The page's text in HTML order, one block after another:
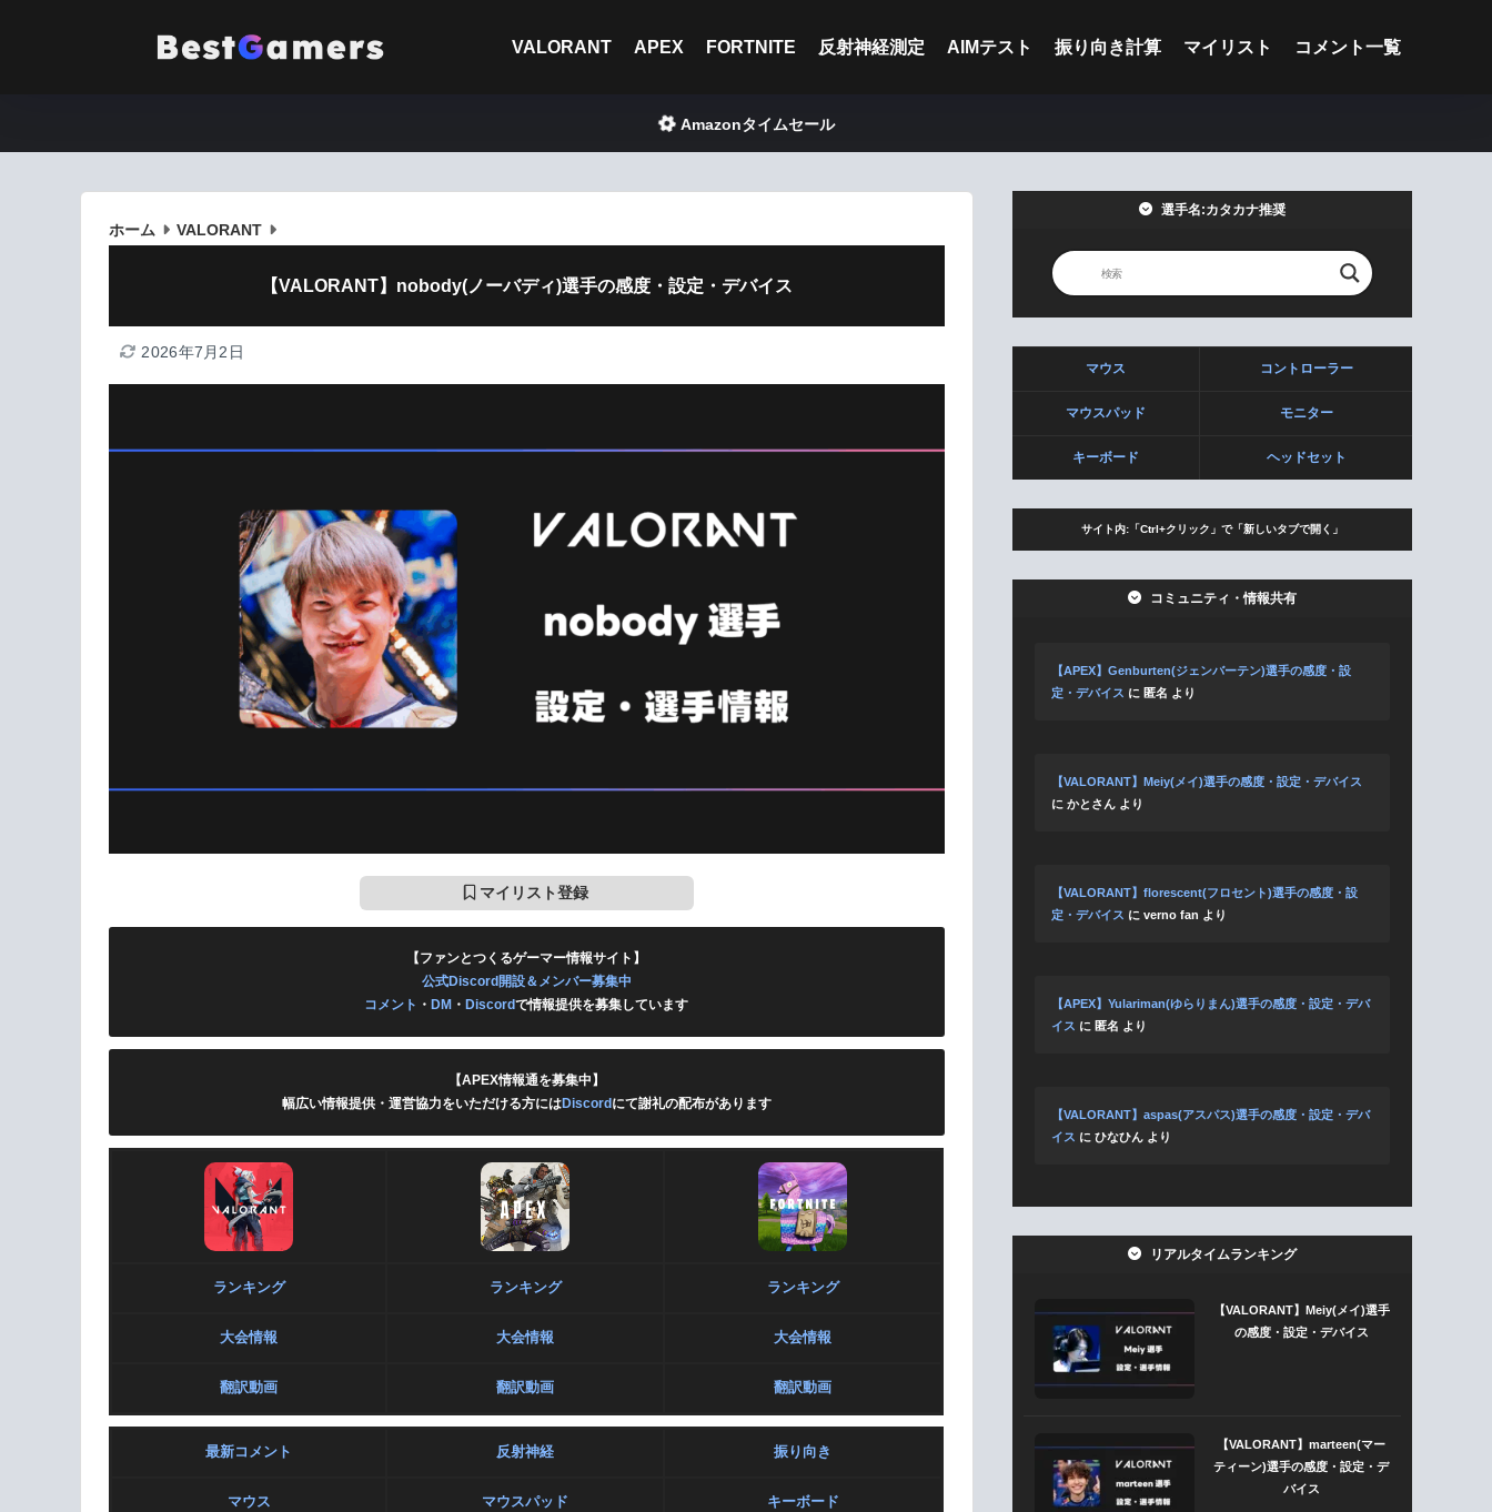
VALORANT APEX FORTNITE 反射神経測定 AIMテスト 振り向き計算 マイリスト コメント一覧
Amazonタイムセール
ホーム VALORANT
【VALORANT】nobody(ノーバディ)選手の感度・設定・デバイス
2026年7月2日
マイリスト登録
【ファンとつくるゲーマー情報サイト】
公式Discord開設＆メンバー募集中
コメント ・ DM ・ Discordで情報提供を募集しています
【APEX情報通を募集中】
幅広い情報提供・運営協力をいただける方にはDiscord にて謝礼の配布があります
ランキング ランキング ランキング
大会情報 大会情報 大会情報
翻訳動画 翻訳動画 翻訳動画
最新コメント 反射神経 振り向き
マウス マウスパッド キーボード
選手名:カタカナ推奨
マウス コントローラー
マウスパッド モニター
キーボード ヘッドセット
サイト内:「Ctrl+クリック」で「新しいタブで開く」
コミュニティ・情報共有
【APEX】Genburten(ジェンバーテン)選手の感度・設
定・デバイス に 匿名 より
【VALORANT】Meiy(メイ)選手の感度・設定・デバイス
に かとさん より
【VALORANT】florescent(フロセント)選手の感度・設
定・デバイス に verno fan より
【APEX】Yulariman(ゆらりまん)選手の感度・設定・デバ
イス に 匿名 より
【VALORANT】aspas(アスパス)選手の感度・設定・デバ
イス に ひなひん より
リアルタイムランキング
【VALORANT】Meiy(メイ)選手
の感度・設定・デバイス
【VALORANT】marteen(マー
ティーン)選手の感度・設定・デ
バイス